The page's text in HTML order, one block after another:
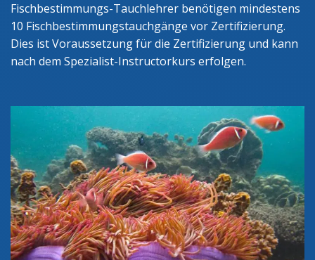
Fischbestimmungs-Tauchlehrer benötigen mindestens
10 Fischbestimmungstauchgänge vor Zertifizierung.
Dies ist Voraussetzung für die Zertifizierung und kann
nach dem Spezialist-Instructorkurs erfolgen.